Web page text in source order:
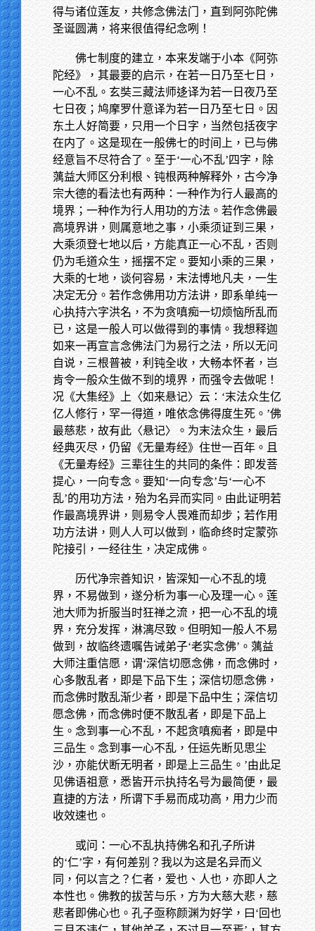
得与诸位莲友，共修念佛法门，直到阿弥陀佛
圣诞圆满，将来很值得纪念咧！
佛七制度的建立，本来发端于小本《阿弥
陀经》，其最要的启示，在若一日乃至七日，
一心不乱。玄奘三藏法师迻译为若一日夜乃至
七日夜；鸠摩罗什意译为若一日乃至七日。因
东土人好简要，只用一个日字，当然包括夜字
在内了。这是现在一般佛七的时间上，已与佛
经意旨不尽符合了。至于‘一心不乱’四字，除
蕅益大师区分利根、钝根两种解释外，古今净
宗大德的看法也有两种：一种作为行人最高的
境界；一种作为行人用功的方法。若作念佛最
高境界讲，则属意地之事，小乘须证到三果，
大乘须登七地以后，方能真正一心不乱，否则
仍为毛道众生，摇摆不定。要知小乘的三果，
大乘的七地，谈何容易，末法博地凡夫，一生
决定无分。若作念佛用功方法讲，即系单纯一
心执持六字洪名，不为贪嗔痴一切烦恼所乱而
已，这是一般人可以做得到的事情。我想释迦
如来一再宣言念佛法门为易行之法，所以无问
自说，三根普被，利钝全收，大畅本怀者，岂
肯令一般众生做不到的境界，而强令去做呢！
况《大集经》上〈如来悬记〉云：‘末法众生亿
亿人修行，罕一得道，唯依念佛得度生死。’佛
最慈悲，故有此〈悬记〉。为末法众生，最后
经典灭尽，仍留《无量寿经》住世一百年。且
《无量寿经》三辈往生的共同的条件：即发菩
提心，一向专念。要知‘一向专念’与‘一心不
乱’的用功方法，殆为名异而实同。由此证明若
作最高境界讲，则易令人畏难而却步；若作用
功方法讲，则人人可以做到，临命终时定蒙弥
陀接引，一经往生，决定成佛。
历代净宗善知识，皆深知一心不乱的境
界，不易做到，遂分析为事一心及理一心。莲
池大师为折服当时狂禅之流，把一心不乱的境
界，充分发挥，淋漓尽致。但明知一般人不易
做到，故临终遗嘱告诫弟子‘老实念佛’。蕅益
大师注重信愿，谓‘深信切愿念佛，而念佛时，
心多散乱者，即是下品下生；深信切愿念佛，
而念佛时散乱渐少者，即是下品中生；深信切
愿念佛，而念佛时便不散乱者，即是下品上
生。念到事一心不乱，不起贪嗔痴者，即是中
三品生。念到事一心不乱，任运先断见思尘
沙，亦能伏断无明者，即是上三品生。’由此足
见佛语祖意，悉皆开示执持名号为最简便，最
直捷的方法，所谓下手易而成功高，用力少而
收效速也。
或问：一心不乱执持佛名和孔子所讲
的‘仁’字，有何差别？我以为这是名异而义
同，何以言之？仁者，爱也、人也，亦即人之
本性也。佛教的拔苦与乐，方为大慈大悲，慈
悲者即佛心也。孔子亟称颜渊为好学，曰‘回也